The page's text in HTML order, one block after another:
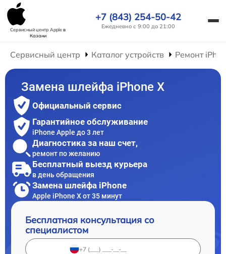
Сервисный центр Appleв
Казани
+7 (843) 254-50-42
Ежедневно с 9:00 до 21:00
Сервисный центр Каталог устройств Ремонт
Замена шлейфа iPhone X
Официальный сервис
Гарантийное обслуживание
iPhone Apple до 3 лет
Диагностика за наш счет,
ремонт по желанию
Бесплатный выезд курьера
в день обращения
Замена шлейфа iPhone
Apple iPhone X от 35 минут
Бесплатная консультация со
специалистом